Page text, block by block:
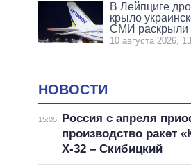
В Лейпциге
крыло
СМИ раскрыли
10 августа 2026,
НОВОСТИ
15:05
Россия с апреля
производство ракет
Х-32 – Скибицкий